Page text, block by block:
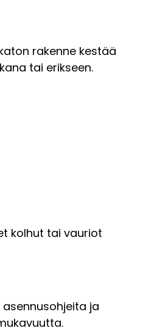
rakenne kestää
tai erikseen.
kolhut tai vauriot
ja